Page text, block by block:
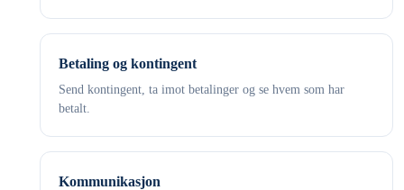
Betaling og kontingent
Send kontingent, ta imot betalinger og se hvem som har
betalt.
Kommunikasjon